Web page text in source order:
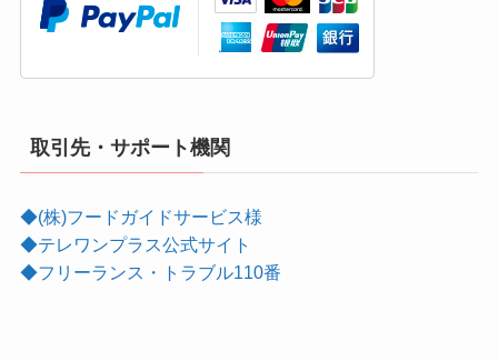
取引先・サポート機関
◆(株)フードガイドサービス様
◆テレワンプラス公式サイト
◆フリーランス・トラブル110番